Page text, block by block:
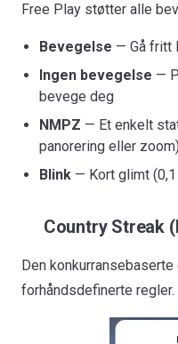
Free Play støtter alle
Bevegelse — Gå fritt
Ingen bevegelse —
bevege deg
NMPZ — Et enkelt
panorering eller
Blink — Kort glimt
Country Streak
Den
forhåndsdefinerte regler.